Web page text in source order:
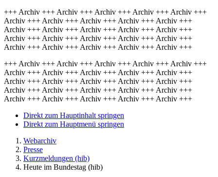
+++ Archiv +++ Archiv +++ Archiv +++ Archiv +++ Archiv +++
Archiv +++ Archiv +++ Archiv +++ Archiv +++ Archiv +++
Archiv +++ Archiv +++ Archiv +++ Archiv +++ Archiv +++
Archiv +++ Archiv +++ Archiv +++ Archiv +++ Archiv +++
Archiv +++ Archiv +++ Archiv +++ Archiv +++ Archiv +++
+++ Archiv +++ Archiv +++ Archiv +++ Archiv +++ Archiv +++
Archiv +++ Archiv +++ Archiv +++ Archiv +++ Archiv +++
Archiv +++ Archiv +++ Archiv +++ Archiv +++ Archiv +++
Archiv +++ Archiv +++ Archiv +++ Archiv +++ Archiv +++
Archiv +++ Archiv +++ Archiv +++ Archiv +++ Archiv +++
Direkt zum Hauptinhalt springen
Direkt zum Hauptmenü springen
Webarchiv
Presse
Kurzmeldungen (hib)
Heute im Bundestag (hib)